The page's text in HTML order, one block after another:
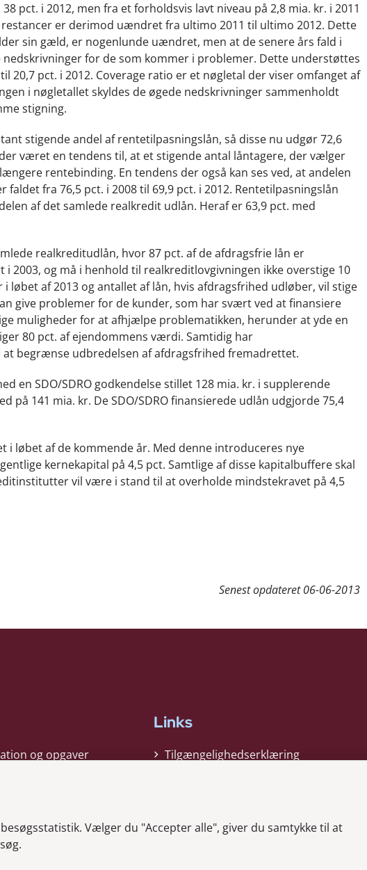
pct. i 2012, men fra et forholdsvis lavt niveau på 2,8 mia. kr. i 2011
er derimod uændret fra ultimo 2011 til ultimo 2012. Dette
sin gæld, er nogenlunde uændret, men at de senere års fald i
for de som kommer i problemer. Dette understøttes
20,7 pct. i 2012. Coverage ratio er et nøgletal der viser omfanget af
i nøgletallet skyldes de øgede nedskrivninger sammenholdt
stigning.
stigende andel af rentetilpasningslån, så disse nu udgør 72,6
været en tendens til, at et stigende antal låntagere, der vælger
rentebinding. En tendens der også kan ses ved, at andelen
fra 76,5 pct. i 2008 til 69,9 pct. i 2012. Rentetilpasningslån
af det samlede realkredit udlån. Heraf er 63,9 pct. med
realkreditudlån, hvor 87 pct. af de afdragsfrie lån er
2003, og må i henhold til realkreditlovgivningen ikke overstige 10
løbet af 2013 og antallet af lån, hvis afdragsfrihed udløber, vil stige
give problemer for de kunder, som har svært ved at finansiere
muligheder for at afhjælpe problematikken, herunder at yde en
80 pct. af ejendommens værdi. Samtidig har
begrænse udbredelsen af afdragsfrihed fremadrettet.
en SDO/SDRO godkendelse stillet 128 mia. kr. i supplerende
på 141 mia. kr. De SDO/SDRO finansierede udlån udgjorde 75,4
i løbet af de kommende år. Med denne introduceres nye
kernekapital på 4,5 pct. Samtlige af disse kapitalbuffere skal
vil være i stand til at overholde mindstekravet på 4,5
Senest opdateret06-06-2013
og opgaver
nyheder
Links
Tilgængelighedserklæring
Whistleblower
Vælger du "Accepter alle", giver du samtykke til at